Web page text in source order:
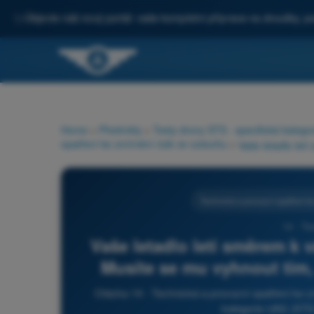
Objevte náš nový portál: vaše kompletní příprava na zkoušky,
Home Předměty Testy drony STS - specifická
opatření ke zmírnění rizik ve vzduchu
Vaše letadlo letí směrem k
Musíte se mu vyhnout
Otázka 14 - Technická a provozní opatření ke
kategorie UAS